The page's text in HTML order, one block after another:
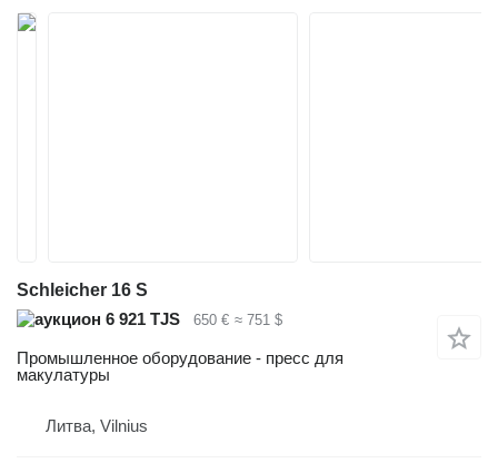
Schleicher 16 S
6 921 TJS
650 € ≈ 751 $
Промышленное оборудование - пресс для
макулатуры
Литва, Vilnius